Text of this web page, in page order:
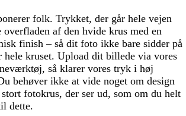
folk. Trykket, der går hele vejen
af den hvide krus med en
finish – så dit foto ikke bare sidder på
hele kruset. Upload dit billede via vores
så klarer vores tryk i høj
behøver ikke at vide noget om design
fotokrus, der ser ud, som om du helt
dette.